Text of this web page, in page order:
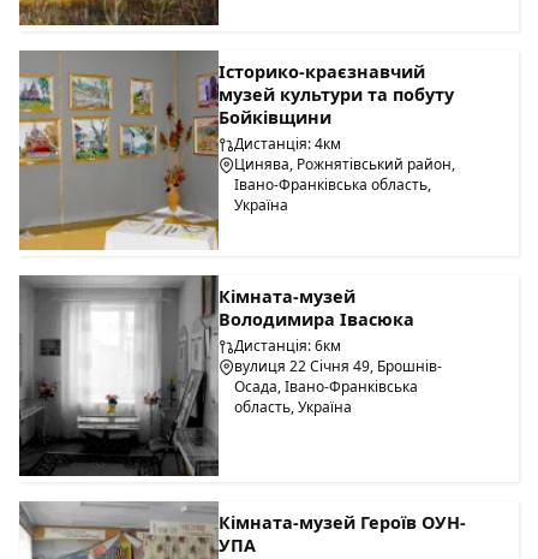
Історико-краєзнавчий
музей культури та побуту
Бойківщини
Дистанція: 4км
Цинява, Рожнятівський район,
Івано-Франківська область,
Україна
Кімната-музей
Володимира Івасюка
Дистанція: 6км
вулиця 22 Січня 49, Брошнів-
Осада, Івано-Франківська
область, Україна
Кімната-музей Героїв ОУН-
УПА